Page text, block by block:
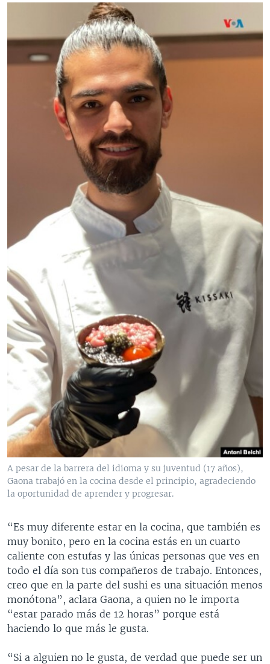
A pesar de la barrera del idioma y su juventud (17 años),
Gaona trabajó en la cocina desde el principio, agradeciendo
la oportunidad de aprender y progresar.
“Es muy diferente estar en la cocina, que también es
muy bonito, pero en la cocina estás en un cuarto
caliente con estufas y las únicas personas que ves en
todo el día son tus compañeros de trabajo. Entonces,
creo que en la parte del sushi es una situación menos
monótona”, aclara Gaona, a quien no le importa
“estar parado más de 12 horas” porque está
haciendo lo que más le gusta.
“Si a alguien no le gusta, de verdad que puede ser un